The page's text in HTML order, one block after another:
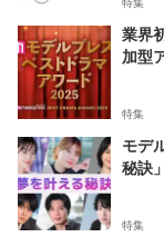
業界
加型
特集
モデ
秘訣」
特集